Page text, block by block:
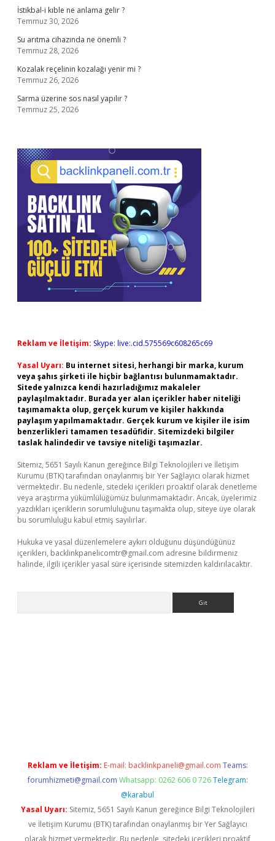
İstikbal-i kıble ne anlama gelir ?
Temmuz 30, 2026
Su arıtma cihazında ne önemli ?
Temmuz 28, 2026
Kozalak reçelinin kozalağı yenir mi ?
Temmuz 26, 2026
Sarma üzerine sos nasıl yapılır ?
Temmuz 25, 2026
Reklam ve İletişim: Skype: live:.cid.575569c608265c69
Yasal Uyarı: Bu internet sitesi, herhangi bir marka, kurum
veya şahıs şirketi ile hiçbir bağlantısı bulunmamaktadır.
Sitede yalnızca kendi hazırladığımız makaleler
paylaşılmaktadır. Burada yer alan içerikler haber niteliği
taşımamakta olup, gerçek kurum ve kişiler hakkında
paylaşım yapılmamaktadır. Gerçek kurum ve kişiler ile isim
benzerlikleri tamamen tesadüfidir. Sitemizdeki bilgiler
taslak halindedir ve tavsiye niteliği taşımazlar.
Sitemiz, 5651 Sayılı Kanun gereğince Bilgi Teknolojileri ve İletişim
Kurumu (BTK) tarafından onaylanmış bir Yer Sağlayıcı olarak hizmet
vermektedir. Bu nedenle, sitedeki içerikleri proaktif olarak denetleme
veya araştırma yükümlülüğümüz bulunmamaktadır. Ancak, üyelerimiz
yazdıkları içeriklerin sorumluluğunu taşımakta olup, siteye üye olarak
bu sorumluluğu kabul etmiş sayılırlar.
Hukuka ve yasal düzenlemelere aykırı olduğunu düşündüğünüz
içerikleri, backlinkpanelicomtr@gmail.com adresine bildirmeniz
halinde, ilgili içerikler yasal süre içerisinde sitemizden kaldırılacaktır.
Reklam ve İletişim: E-mail: backlinkpaneli@gmail.com Teams:
forumhizmeti@gmail.com Whatsapp: 0262 606 0 726 Telegram:
@karabul
Yasal Uyarı: Sitemiz, 5651 Sayılı Kanun gereğince Bilgi Teknolojileri
ve İletişim Kurumu (BTK) tarafından onaylanmış bir Yer Sağlayıcı
olarak hizmet vermektedir. Bu nedenle, sitedeki içerikleri proaktif